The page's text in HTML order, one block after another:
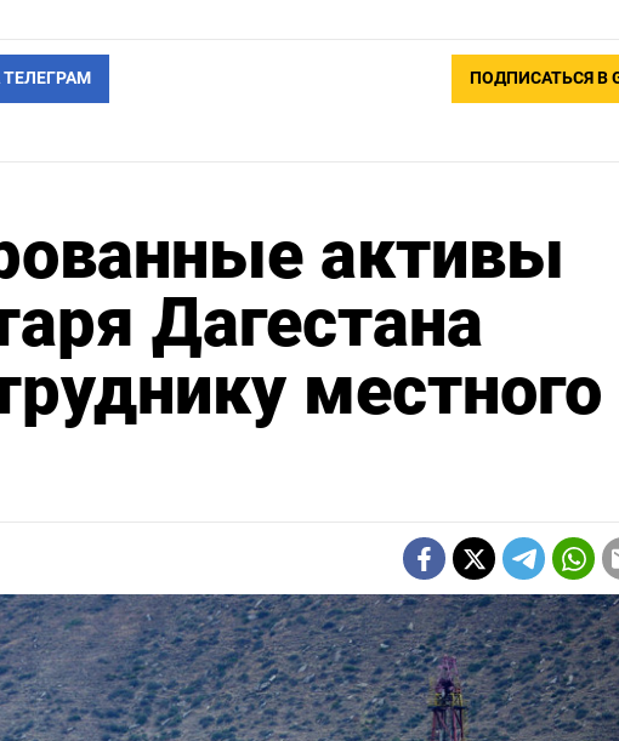
ПОДПИСАТЬСЯ В
активы
Дагестана
местного